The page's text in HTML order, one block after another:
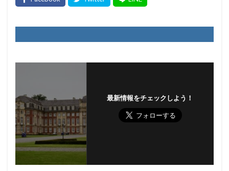
最新情報をチェックしよう！